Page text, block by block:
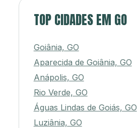
TOP CIDADES EM GO
Goiânia, GO
Aparecida de Goiânia, GO
Anápolis, GO
Rio Verde, GO
Águas Lindas de Goiás, GO
Luziânia, GO